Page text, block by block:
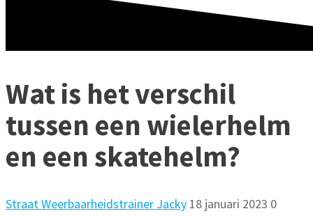
Wat is het verschil
tussen een wielerhelm
en een skatehelm?
Straat Weerbaarheidstrainer Jacky 18 januari 2023 0